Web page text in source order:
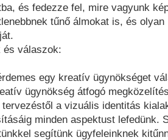
és fedezze fel, mire vagyunk
tűnő álmokat is, és
és válaszok:
egy kreatív ügynökséget
ügynökség átfogó
a vizuális identitás
minden aspektust lefedünk.
segítünk ügyfeleinknek